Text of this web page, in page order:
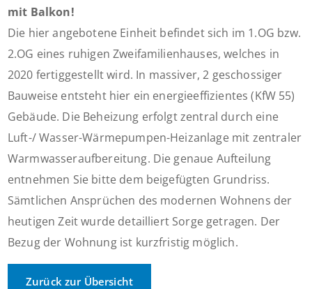
mit Balkon!
Die hier angebotene Einheit befindet sich im 1.OG bzw.
2.OG eines ruhigen Zweifamilienhauses, welches in
2020 fertiggestellt wird. In massiver, 2 geschossiger
Bauweise entsteht hier ein energieeffizientes (KfW 55)
Gebäude. Die Beheizung erfolgt zentral durch eine
Luft-/ Wasser-Wärmepumpen-Heizanlage mit zentraler
Warmwasseraufbereitung. Die genaue Aufteilung
entnehmen Sie bitte dem beigefügten Grundriss.
Sämtlichen Ansprüchen des modernen Wohnens der
heutigen Zeit wurde detailliert Sorge getragen. Der
Bezug der Wohnung ist kurzfristig möglich.
Zurück zur Übersicht